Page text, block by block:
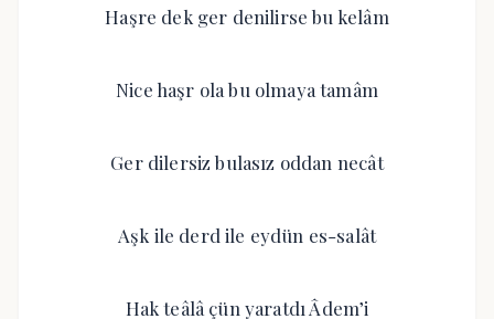
Haşre dek ger denilirse bu kelâm
Nice haşr ola bu olmaya tamâm
Ger dilersiz bulasız oddan necât
Aşk ile derd ile eydün es-salât
Hak teâlâ çün yaratdı Âdem’i